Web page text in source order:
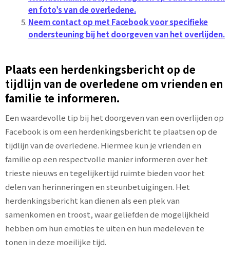
en foto’s van de overledene.
Neem contact op met Facebook voor specifieke
ondersteuning bij het doorgeven van het overlijden.
Plaats een herdenkingsbericht op de
tijdlijn van de overledene om vrienden en
familie te informeren.
Een waardevolle tip bij het doorgeven van een overlijden op
Facebook is om een herdenkingsbericht te plaatsen op de
tijdlijn van de overledene. Hiermee kun je vrienden en
familie op een respectvolle manier informeren over het
trieste nieuws en tegelijkertijd ruimte bieden voor het
delen van herinneringen en steunbetuigingen. Het
herdenkingsbericht kan dienen als een plek van
samenkomen en troost, waar geliefden de mogelijkheid
hebben om hun emoties te uiten en hun medeleven te
tonen in deze moeilijke tijd.